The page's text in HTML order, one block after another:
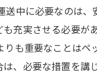
送中に必要なのは
も充実させる必要が
りも重要なことは
、必要な措置を講